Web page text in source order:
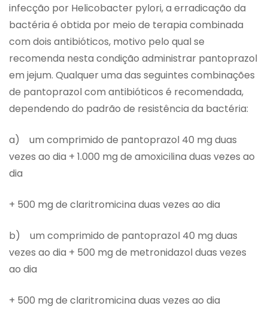
infecção por Helicobacter pylori, a erradicação da
bactéria é obtida por meio de terapia combinada
com dois antibióticos, motivo pelo qual se
recomenda nesta condição administrar pantoprazol
em jejum. Qualquer uma das seguintes combinações
de pantoprazol com antibióticos é recomendada,
dependendo do padrão de resistência da bactéria:
a) um comprimido de pantoprazol 40 mg duas
vezes ao dia + 1.000 mg de amoxicilina duas vezes ao
dia
+ 500 mg de claritromicina duas vezes ao dia
b) um comprimido de pantoprazol 40 mg duas
vezes ao dia + 500 mg de metronidazol duas vezes
ao dia
+ 500 mg de claritromicina duas vezes ao dia